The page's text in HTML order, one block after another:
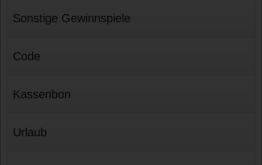
Sonstige Gewinnspiele
Code
Kassenbon
Urlaub